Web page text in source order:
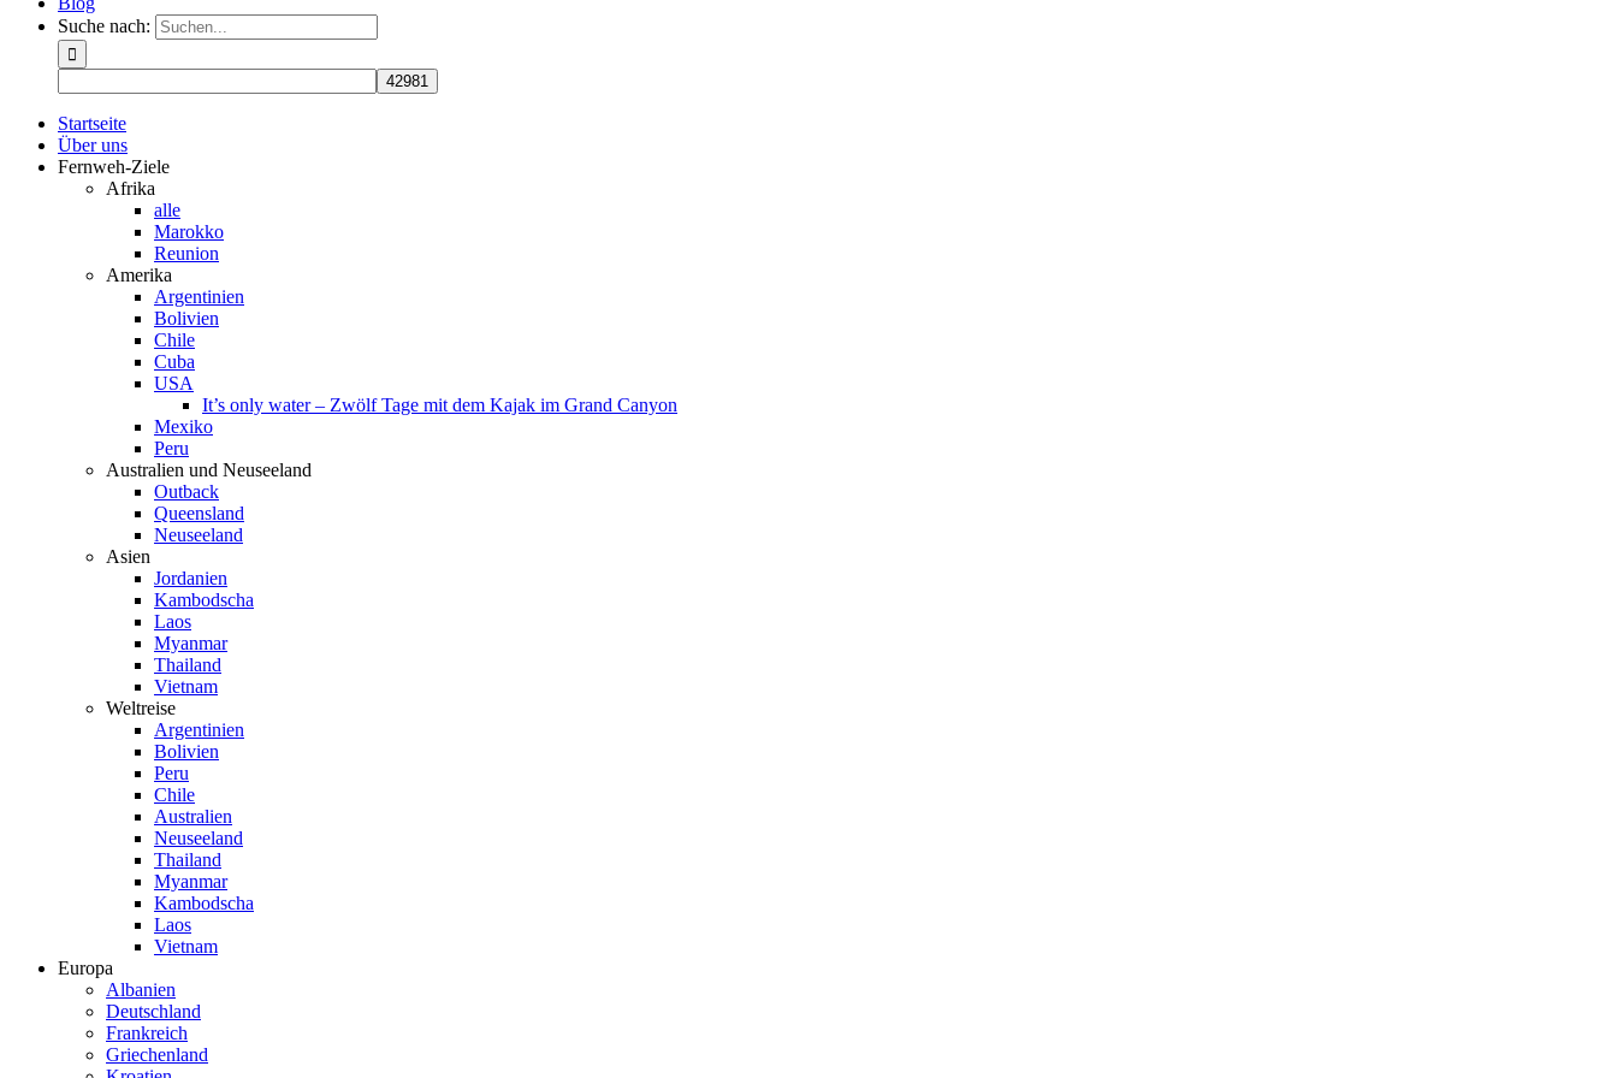
Suche nach:
Startseite
Über uns
Fernweh-Ziele
Afrika
alle
Marokko
Reunion
Amerika
Argentinien
Bolivien
Chile
Cuba
USA
It’s only water – Zwölf Tage mit dem Kajak im Grand Canyon
Mexiko
Peru
Australien und Neuseeland
Outback
Queensland
Neuseeland
Asien
Jordanien
Kambodscha
Laos
Myanmar
Thailand
Vietnam
Weltreise
Argentinien
Bolivien
Peru
Chile
Australien
Neuseeland
Thailand
Myanmar
Kambodscha
Laos
Vietnam
Europa
Albanien
Deutschland
Frankreich
Griechenland